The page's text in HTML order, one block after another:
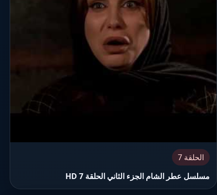
الحلقة 7
مسلسل عطر الشام الجزء الثاني الحلقة 7 HD